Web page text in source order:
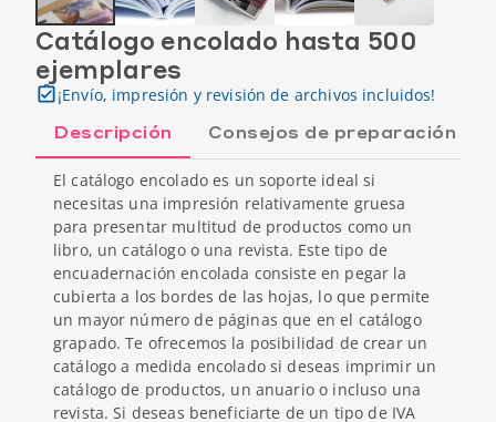
Catálogo encolado hasta 500
ejemplares
¡Envío, impresión y revisión de archivos incluidos!
Descripción Consejos de preparación
El catálogo encolado es un soporte ideal si
necesitas una impresión relativamente gruesa
para presentar multitud de productos como un
libro, un catálogo o una revista. Este tipo de
encuadernación encolada consiste en pegar la
cubierta a los bordes de las hojas, lo que permite
un mayor número de páginas que en el catálogo
grapado. Te ofrecemos la posibilidad de crear un
catálogo a medida encolado si deseas imprimir un
catálogo de productos, un anuario o incluso una
revista. Si deseas beneficiarte de un tipo de IVA